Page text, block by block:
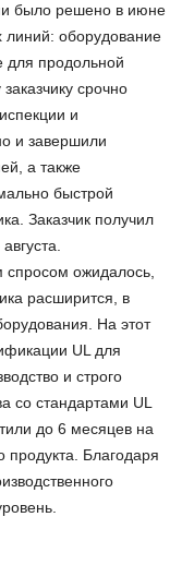
было решено в июне
линий: оборудование
для продольной
срочно
и
и завершили
а также
быстрой
Заказчик получил
спросом ожидалось,
расширится, в
На этот
UL для
и строго
со стандартами UL
до 6 месяцев на
продукта. Благодаря